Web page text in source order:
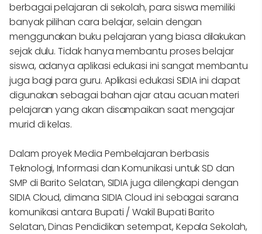
berbagai pelajaran di sekolah, para siswa memiliki
banyak pilihan cara belajar, selain dengan
menggunakan buku pelajaran yang biasa dilakukan
sejak dulu. Tidak hanya membantu proses belajar
siswa, adanya aplikasi edukasi ini sangat membantu
juga bagi para guru. Aplikasi edukasi SIDIA ini dapat
digunakan sebagai bahan ajar atau acuan materi
pelajaran yang akan disampaikan saat mengajar
murid di kelas.
Dalam proyek Media Pembelajaran berbasis
Teknologi, Informasi dan Komunikasi untuk SD dan
SMP di Barito Selatan, SIDIA juga dilengkapi dengan
SIDIA Cloud, dimana SIDIA Cloud ini sebagai sarana
komunikasi antara Bupati / Wakil Bupati Barito
Selatan, Dinas Pendidikan setempat, Kepala Sekolah,